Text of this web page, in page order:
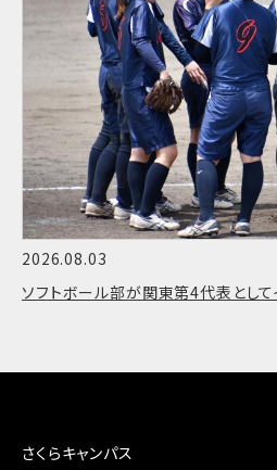
2026.08.03
ソフトボール部が関東第4代表として
さくらキャンパス